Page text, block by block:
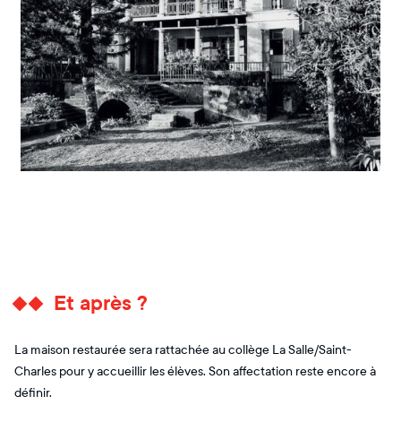
Et après ?
La maison restaurée sera rattachée au collège La Salle/Saint-
Charles pour y accueillir les élèves. Son affectation reste encore à
définir.